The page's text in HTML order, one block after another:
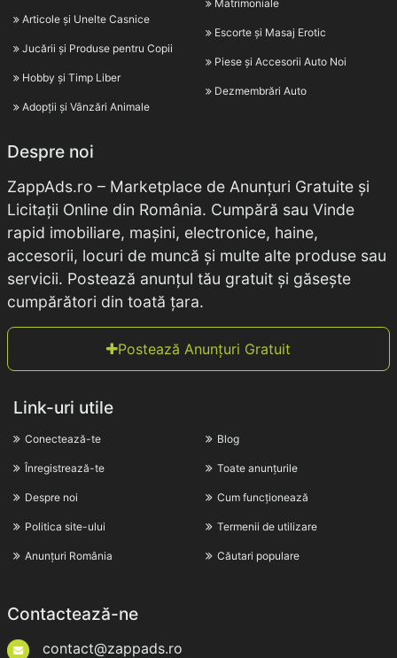
Articole și Unelte Casnice
Jucării și Produse pentru Copii
Hobby și Timp Liber
Adopții și Vânzări Animale
Matrimoniale
Escorte și Masaj Erotic
Piese și Accesorii Auto Noi
Dezmembrări Auto
Despre noi
ZappAds.ro – Marketplace de Anunțuri Gratuite și
Licitații Online din România. Cumpără sau Vinde
rapid imobiliare, mașini, electronice, haine,
accesorii, locuri de muncă și multe alte produse sau
servicii. Postează anunțul tău gratuit și găsește
cumpărători din toată țara.
Postează Anunțuri Gratuit
Link-uri utile
Conectează-te
Înregistrează-te
Despre noi
Politica site-ului
Anunțuri România
Blog
Toate anunțurile
Cum funcționează
Termenii de utilizare
Căutari populare
Contactează-ne
contact@zappads.ro